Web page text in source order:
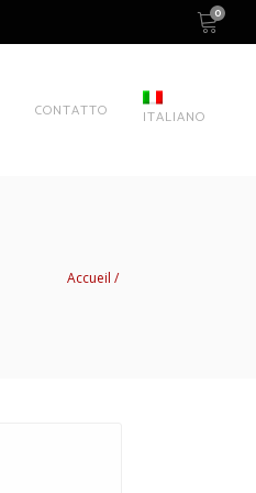
0
CONTATTO ITALIANO
Accueil